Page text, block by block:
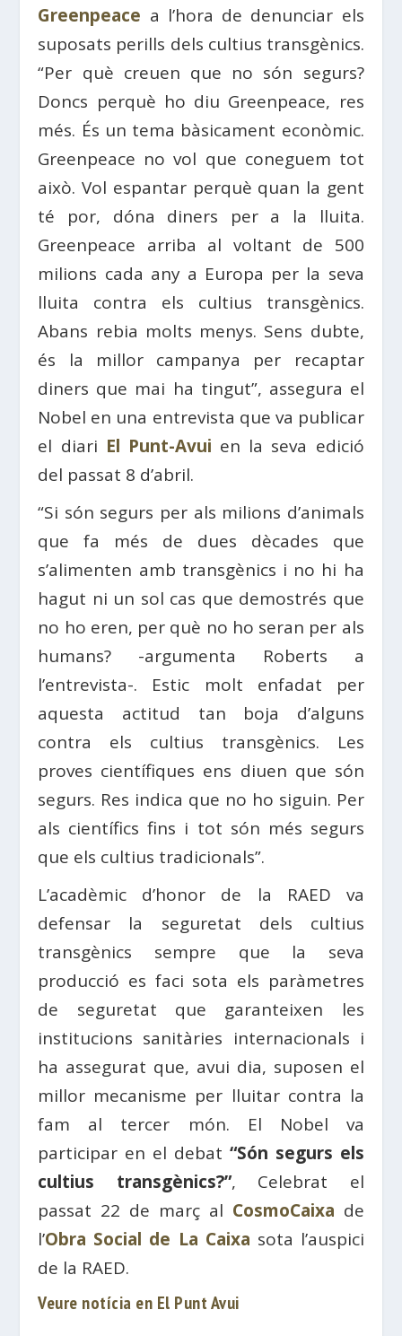
Greenpeace a l’hora de denunciar els
suposats perills dels cultius transgènics.
“Per què creuen que no són segurs?
Doncs perquè ho diu Greenpeace, res
més. És un tema bàsicament econòmic.
Greenpeace no vol que coneguem tot
això. Vol espantar perquè quan la gent
té por, dóna diners per a la lluita.
Greenpeace arriba al voltant de 500
milions cada any a Europa per la seva
lluita contra els cultius transgènics.
Abans rebia molts menys. Sens dubte,
és la millor campanya per recaptar
diners que mai ha tingut”, assegura el
Nobel en una entrevista que va publicar
el diari El Punt-Avui en la seva edició
del passat 8 d’abril.
“Si són segurs per als milions d’animals
que fa més de dues dècades que
s’alimenten amb transgènics i no hi ha
hagut ni un sol cas que demostrés que
no ho eren, per què no ho seran per als
humans? -argumenta Roberts a
l’entrevista-. Estic molt enfadat per
aquesta actitud tan boja d’alguns
contra els cultius transgènics. Les
proves científiques ens diuen que són
segurs. Res indica que no ho siguin. Per
als científics fins i tot són més segurs
que els cultius tradicionals”.
L’acadèmic d’honor de la RAED va
defensar la seguretat dels cultius
transgènics sempre que la seva
producció es faci sota els paràmetres
de seguretat que garanteixen les
institucions sanitàries internacionals i
ha assegurat que, avui dia, suposen el
millor mecanisme per lluitar contra la
fam al tercer món. El Nobel va
participar en el debat “Són segurs els
cultius transgènics?”, Celebrat el
passat 22 de març al CosmoCaixa de
l’Obra Social de La Caixa sota l’auspici
de la RAED.
Veure notícia en El Punt Avui